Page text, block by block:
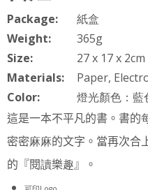
Package:
紙盒
Weight:
365g
Size:
27 x 17 x 2cm
Materials:
Paper,
Color:
燈光顏色：
這是一本不平凡的書。書的
密密麻麻的文字。當再次合
的『閱讀樂趣 』。